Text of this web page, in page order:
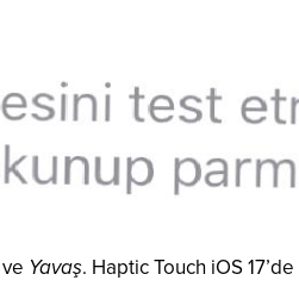
ve Yavaş. Haptic Touch iOS